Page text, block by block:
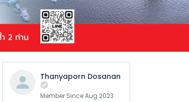
Thanyaporn Dosanan
Member Since Aug 2023